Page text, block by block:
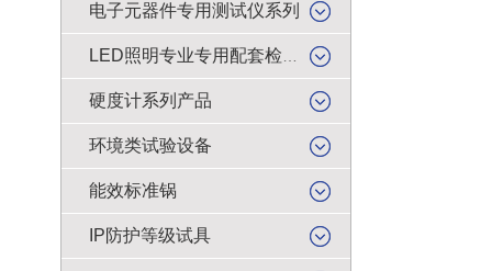
电子元器件专用测试仪系列
硬度计系列产品
环境类试验设备
能效标准锅
IP防护等级试具